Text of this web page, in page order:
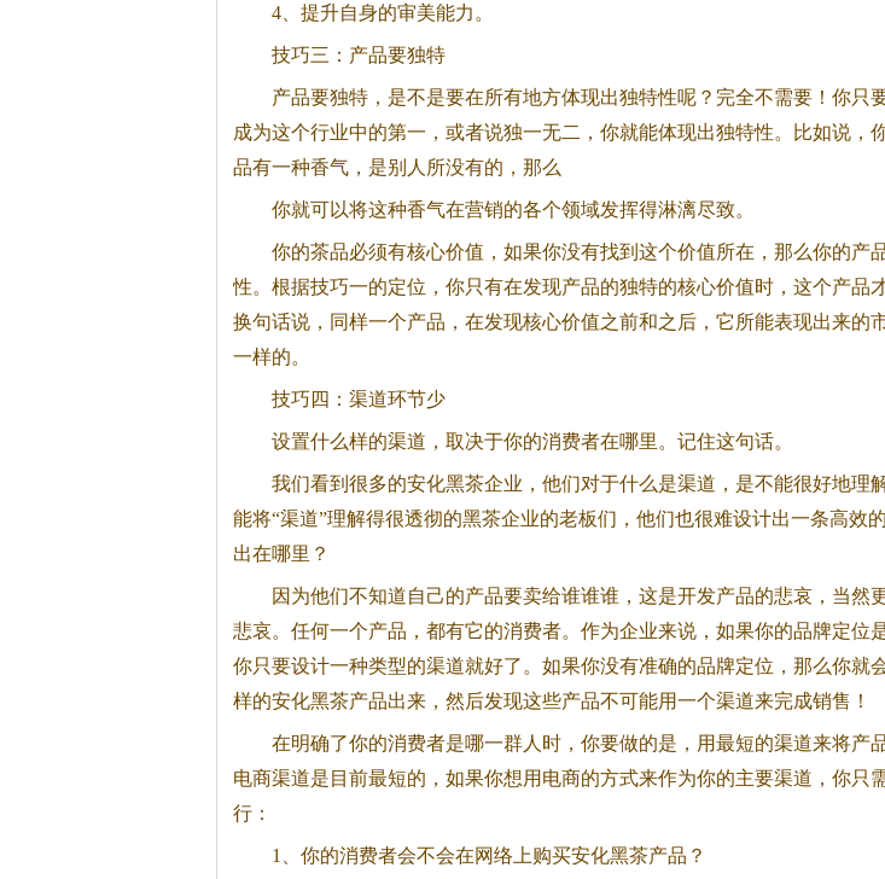
4、提升自身的审美能力。
技巧三：产品要独特
产品要独特，是不是要在所有地方体现出独特性呢？完全不需要！你只
成为这个行业中的第一，或者说独一无二，你就能体现出独特性。比如说，
品有一种香气，是别人所没有的，那么
你就可以将这种香气在营销的各个领域发挥得淋漓尽致。
你的茶品必须有核心价值，如果你没有找到这个价值所在，那么你的产
性。根据技巧一的定位，你只有在发现产品的独特的核心价值时，这个产品
换句话说，同样一个产品，在发现核心价值之前和之后，它所能表现出来的
一样的。
技巧四：渠道环节少
设置什么样的渠道，取决于你的消费者在哪里。记住这句话。
我们看到很多的安化黑茶企业，他们对于什么是渠道，是不能很好地理
能将“渠道”理解得很透彻的黑茶企业的老板们，他们也很难设计出一条高效
出在哪里？
因为他们不知道自己的产品要卖给谁谁谁，这是开发产品的悲哀，当然
悲哀。任何一个产品，都有它的消费者。作为企业来说，如果你的品牌定位
你只要设计一种类型的渠道就好了。如果你没有准确的品牌定位，那么你就
样的安化黑茶产品出来，然后发现这些产品不可能用一个渠道来完成销售！
在明确了你的消费者是哪一群人时，你要做的是，用最短的渠道来将产
电商渠道是目前最短的，如果你想用电商的方式来作为你的主要渠道，你只
行：
1、你的消费者会不会在网络上购买安化黑茶产品？